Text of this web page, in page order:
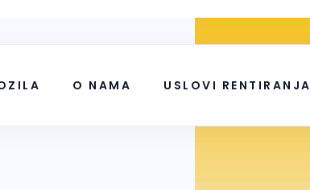
O NAMA USLOVI RENTIRANJA